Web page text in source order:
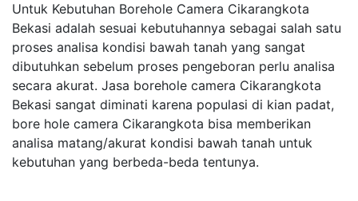
Untuk Kebutuhan Borehole Camera Cikarangkota
Bekasi adalah sesuai kebutuhannya sebagai salah satu
proses analisa kondisi bawah tanah yang sangat
dibutuhkan sebelum proses pengeboran perlu analisa
secara akurat. Jasa borehole camera Cikarangkota
Bekasi sangat diminati karena populasi di kian padat,
bore hole camera Cikarangkota bisa memberikan
analisa matang/akurat kondisi bawah tanah untuk
kebutuhan yang berbeda-beda tentunya.